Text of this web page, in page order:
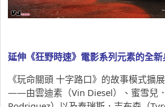
延伸《狂野時速》電影系列元素的全
《玩命關頭 十字路口》的故事模式擴
——由雲迪素（Vin Diesel）、蜜雪兒